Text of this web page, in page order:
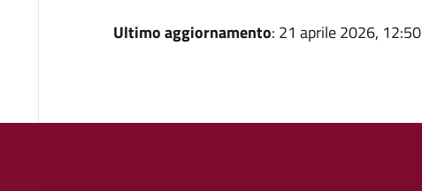
Ultimo aggiornamento: 21 aprile 2026, 12:50